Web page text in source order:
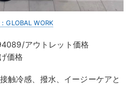
GLOBAL WORK
アウトレット価格
価格
触冷感、撥水、イージーケアと